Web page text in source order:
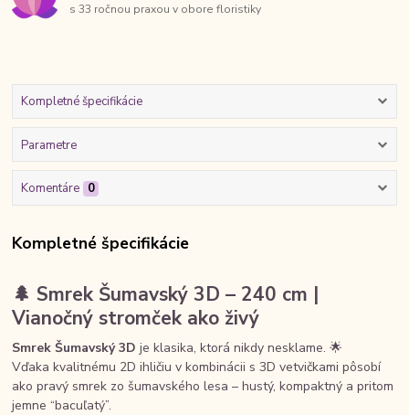
s 33 ročnou praxou v obore floristiky
Kompletné špecifikácie
Parametre
Komentáre 0
Kompletné špecifikácie
🌲 Smrek Šumavský 3D – 240 cm |
Vianočný stromček ako živý
Smrek Šumavský 3D je klasika, ktorá nikdy nesklame. 🌟
Vďaka kvalitnému 2D ihličiu v kombinácii s 3D vetvičkami pôsobí
ako pravý smrek zo šumavského lesa – hustý, kompaktný a pritom
jemne “bacuľatý”.